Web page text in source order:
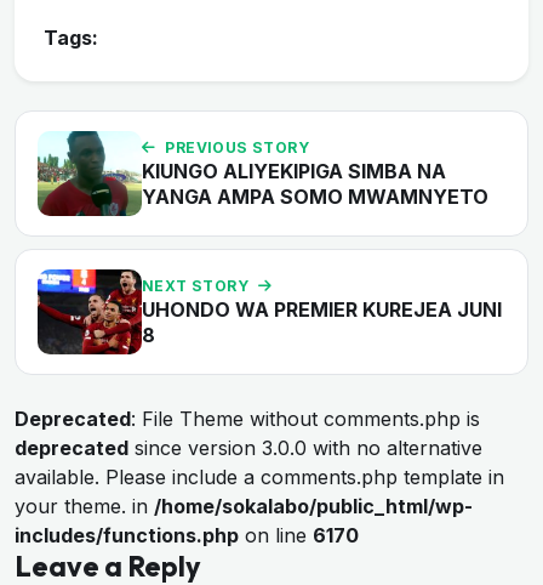
Tags:
PREVIOUS STORY
KIUNGO ALIYEKIPIGA SIMBA NA
YANGA AMPA SOMO MWAMNYETO
NEXT STORY
UHONDO WA PREMIER KUREJEA JUNI
8
Deprecated: File Theme without comments.php is
deprecated since version 3.0.0 with no alternative
available. Please include a comments.php template in
your theme. in /home/sokalabo/public_html/wp-
includes/functions.php on line 6170
Leave a Reply